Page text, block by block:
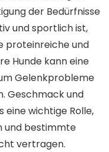
der Bedürfnisse
und sportlich ist,
proteinreiche und
Hunde kann eine
Gelenkprobleme
Geschmack und
wichtige Rolle,
und bestimmte
vertragen.